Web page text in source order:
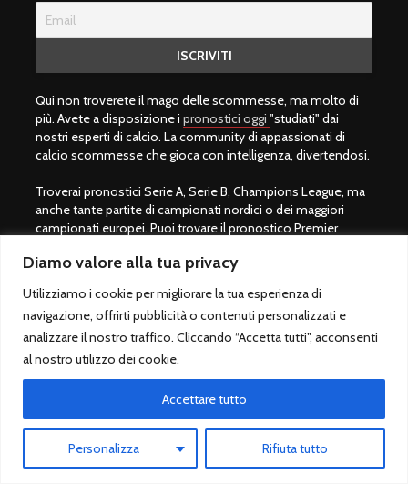
Diamo valore alla tua privacy
Utilizziamo i cookie per migliorare la tua esperienza di
navigazione, offrirti pubblicità o contenuti personalizzati e
analizzare il nostro traffico. Cliccando “Accetta tutti”, acconsenti
al nostro utilizzo dei cookie.
Personalizza Rifiuta tutto
Accettare tutto
Qui non troverete il mago delle scommesse, ma molto di
più. Avete a disposizione i pronostici oggi "studiati" dai
nostri esperti di calcio. La community di appassionati di
calcio scommesse che gioca con intelligenza, divertendosi.
Troverai pronostici Serie A, Serie B, Champions League, ma
anche tante partite di campionati nordici o dei maggiori
campionati europei. Puoi trovare il pronostico Premier
facciamo una selezione della partite che ci sembrano più
di pronostici professionali del giorno, ti rimandiamo
all'apposito sitoPronostico.it PREMIUM .
L'amministratore del sito è Giulio Giorgetti, autore del libro
Exchange in Italia. Gli utenti si stupiscono della sua capacità
esperto del settore che ha messo a sua disposizione il suo
sapere per tutti.